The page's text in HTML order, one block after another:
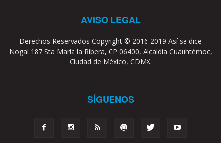
AVISO LEGAL
Derechos Reservados Copyright © 2016-2019 Así se dice
Nogal 187 Sta María la Ribera, CP 06400, Alcaldía Cuauhtémoc,
Ciudad de México, CDMX.
SÍGUENOS